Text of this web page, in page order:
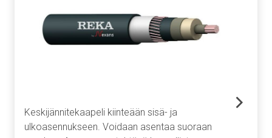
Keskijännitekaapeli kiinteään sisä- ja
ulkoasennukseen. Voidaan asentaa suoraan